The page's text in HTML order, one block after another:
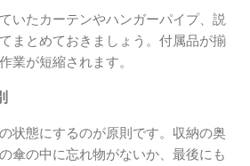
いたカーテンやハンガーパイプ、説
まとめておきましょう。付属品が揃
業が短縮されます。
状態にするのが原則です。収納の奥
傘の中に忘れ物がないか、最後にも